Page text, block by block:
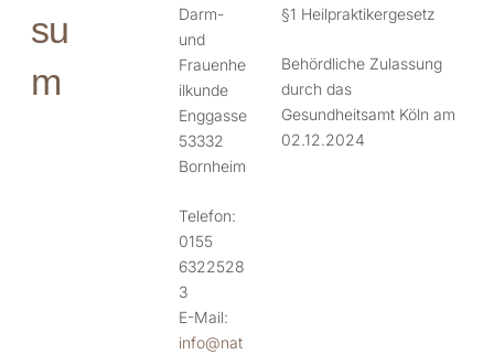
su
m
Darm-
und
Frauenhe
ilkunde
Enggasse
53332
Bornheim
Telefon:
0155
6322528
3
E-Mail:
info@nat
§1 Heilpraktikergesetz
Behördliche Zulassung
durch das
Gesundheitsamt Köln am
02.12.2024